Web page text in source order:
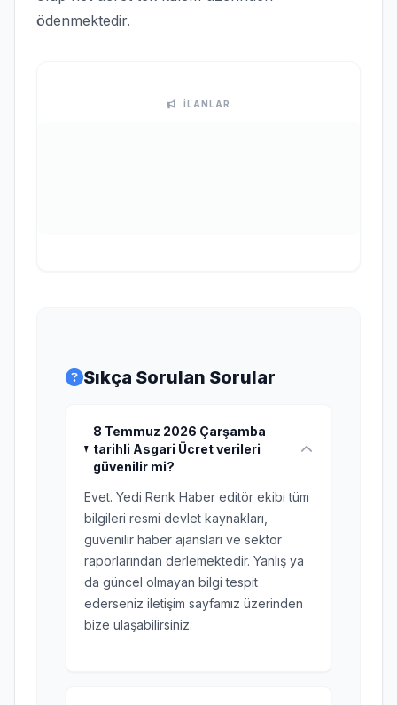
ödenmektedir.
İLANLAR
Sıkça Sorulan Sorular
8 Temmuz 2026 Çarşamba
tarihli Asgari Ücret verileri
güvenilir mi?
Evet. Yedi Renk Haber editör ekibi tüm
bilgileri resmi devlet kaynakları,
güvenilir haber ajansları ve sektör
raporlarından derlemektedir. Yanlış ya
da güncel olmayan bilgi tespit
ederseniz iletişim sayfamız üzerinden
bize ulaşabilirsiniz.